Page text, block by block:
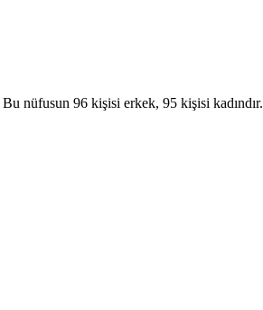
nüfusun 96 kişisi erkek, 95 kişisi kadındır.